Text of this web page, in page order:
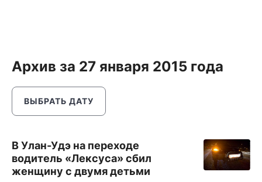
Архив за 27 января 2015 года
ВЫБРАТЬ ДАТУ
В Улан-Удэ на переходе
водитель «Лексуса» сбил
женщину с двумя детьми